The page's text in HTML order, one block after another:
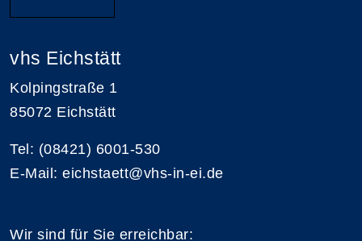
vhs Eichstätt
Kolpingstraße 1
85072 Eichstätt
Tel: (08421) 6001-530
E-Mail: eichstaett@vhs-in-ei.de
Wir sind für Sie erreichbar: